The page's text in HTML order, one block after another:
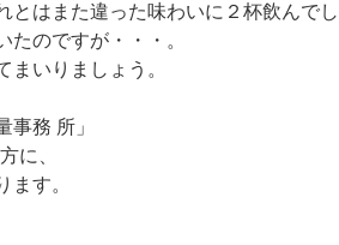
とはまた違った味わいに２杯飲んでし
のですが・・・。
いりましょう。
務 所」
に、
す。